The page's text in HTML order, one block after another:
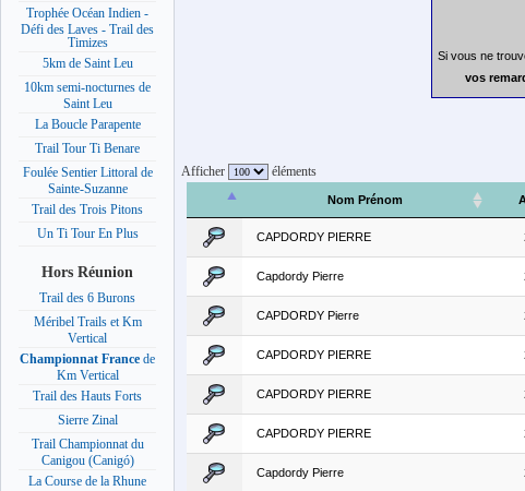
Trophée Océan Indien -
Défi des Laves - Trail des
Timizes
5km de Saint Leu
10km semi-nocturnes de
Saint Leu
La Boucle Parapente
Trail Tour Ti Benare
Foulée Sentier Littoral de
Sainte-Suzanne
Trail des Trois Pitons
Un Ti Tour En Plus
Hors Réunion
Trail des 6 Burons
Méribel Trails et Km
Vertical
Championnat France de
Km Vertical
Trail des Hauts Forts
Sierre Zinal
Trail Championnat du
Canigou (Canigó)
La Course de la Rhune
Si vous ne
vos
Afficher éléments
Nom Prénom
CAPDORDY PIERRE
Capdordy Pierre
CAPDORDY Pierre
CAPDORDY PIERRE
CAPDORDY PIERRE
CAPDORDY PIERRE
Capdordy Pierre